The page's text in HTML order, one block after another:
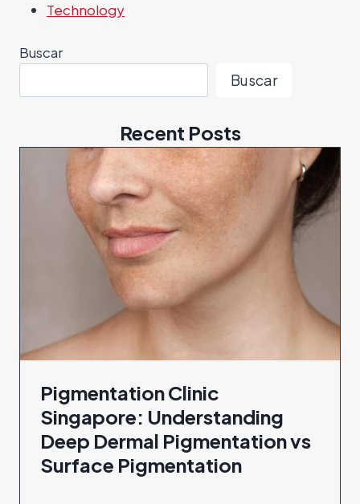
Technology
Buscar
Buscar
Recent Posts
Pigmentation Clinic
Singapore: Understanding
Deep Dermal Pigmentation vs
Surface Pigmentation